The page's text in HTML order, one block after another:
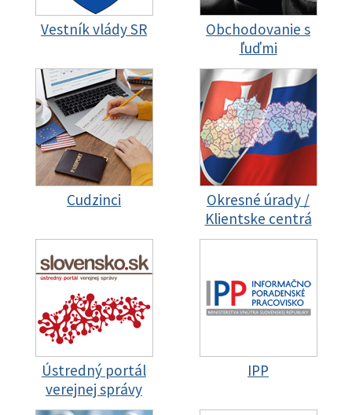
Vestník vlády SR
Obchodovanie s
ľuďmi
Cudzinci
Okresné úrady /
Klientske centrá
Ústredný portál
verejnej správy
IPP